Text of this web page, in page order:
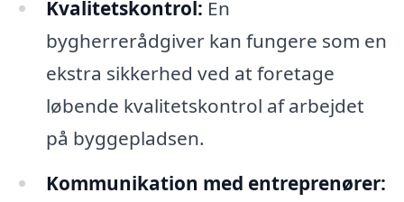
Kvalitetskontrol: En
bygherrerådgiver kan fungere som en
ekstra sikkerhed ved at foretage
løbende kvalitetskontrol af arbejdet
på byggepladsen.
Kommunikation med entreprenører: